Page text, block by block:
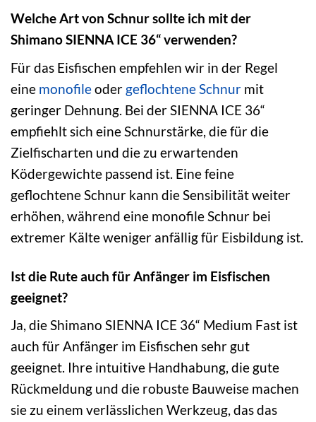
Welche Art von Schnur sollte ich mit der
Shimano SIENNA ICE 36“ verwenden?
Für das Eisfischen empfehlen wir in der Regel
eine monofileoder geflochtene Schnur mit
geringer Dehnung. Bei der SIENNA ICE 36“
empfiehlt sich eine Schnurstärke, die für die
Zielfischarten und die zu erwartenden
Ködergewichte passend ist. Eine feine
geflochtene Schnur kann die Sensibilität weiter
erhöhen, während eine monofile Schnur bei
extremer Kälte weniger anfällig für Eisbildung ist.
Ist die Rute auch für Anfänger im Eisfischen
geeignet?
Ja, die Shimano SIENNA ICE 36“ Medium Fast ist
auch für Anfänger im Eisfischen sehr gut
geeignet. Ihre intuitive Handhabung, die gute
Rückmeldung und die robuste Bauweise machen
sie zu einem verlässlichen Werkzeug, das das